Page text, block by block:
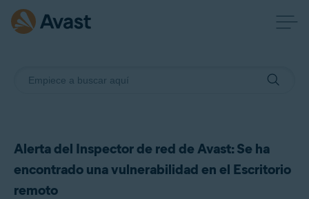
Alerta del Inspector de red de Avast: Se ha
encontrado una vulnerabilidad en el Escritorio
remoto